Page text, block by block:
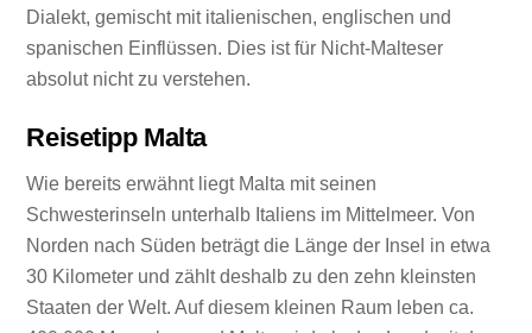
Dialekt, gemischt mit italienischen, englischen und
spanischen Einflüssen. Dies ist für Nicht-Malteser
absolut nicht zu verstehen.
Reisetipp Malta
Wie bereits erwähnt liegt Malta mit seinen
Schwesterinseln unterhalb Italiens im Mittelmeer. Von
Norden nach Süden beträgt die Länge der Insel in etwa
30 Kilometer und zählt deshalb zu den zehn kleinsten
Staaten der Welt. Auf diesem kleinen Raum leben ca.